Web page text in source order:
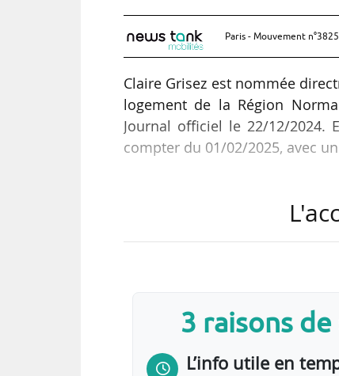
Paris - Mouvement
Claire Grisez est nommée
logement de la Région
Journal officiel le 22/12/2024.
compter du 01/02/2025, avec
adjointe de l’environnement
succède à Olivier Morzelle,
3 raisons
L’info utile en